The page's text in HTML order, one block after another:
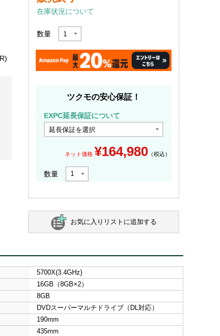
在庫状況について
数量
ツクモの安心保証！
EXPC延長保証について
ネット価格 ¥164,980 （税込）
数量
お気に入りリストに追加する
5700X(3.4GHz)
16GB（8GB×2）
8GB
DVDスーパーマルチドライブ（DL対応）
190mm
435mm